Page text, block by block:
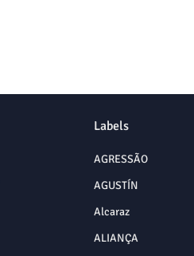
Labels
AGRESSÃO
AGUSTÍN
Alcaraz
ALIANÇA